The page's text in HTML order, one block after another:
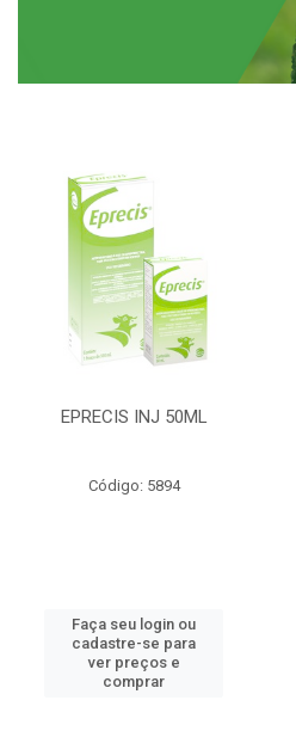
EPRECIS INJ 50ML
Código: 5894
Faça seu login ou
cadastre-se para
ver preços e
comprar